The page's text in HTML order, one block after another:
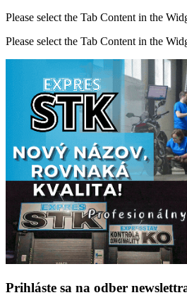
Please select the Tab Content in the
Please select the Tab Content in the
Prihláste sa na odber